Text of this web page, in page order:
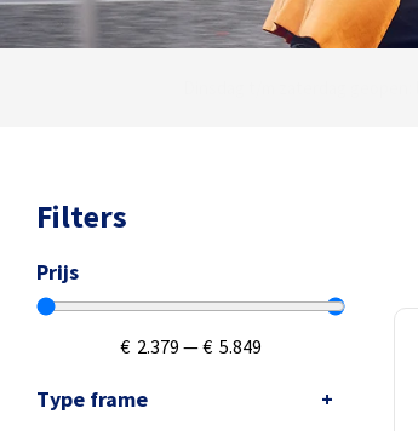
Dinsdag t/m zaterdag
Filters
Prijs
€ 2.379 —€ 5.849
Type frame